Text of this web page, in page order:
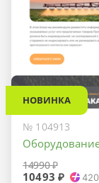
НОВИНКА
№ 104913
Оборудование
14990 ₽
10493 ₽ 420